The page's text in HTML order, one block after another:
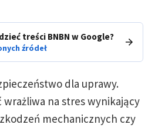
treści BNBN w Google?
źródeł
dla uprawy.
wrażliwa na stres wynikający
mechanicznych czy